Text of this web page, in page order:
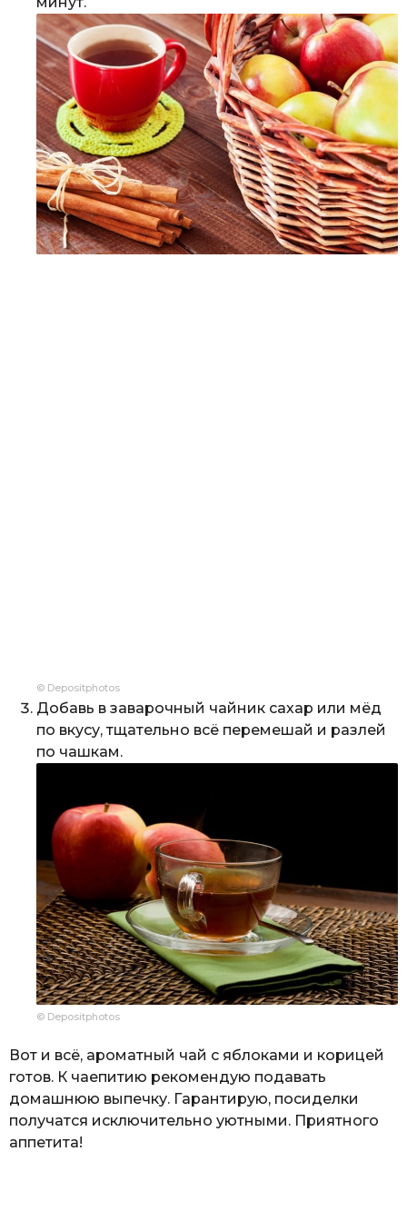
© Depositphotos
Добавь в заварочный чайник сахар или мёд
по вкусу, тщательно всё перемешай и разлей
по чашкам.
© Depositphotos
Вот и всё, ароматный чай с яблоками и корицей
готов. К чаепитию рекомендую подавать
домашнюю выпечку. Гарантирую, посиделки
получатся исключительно уютными. Приятного
аппетита!